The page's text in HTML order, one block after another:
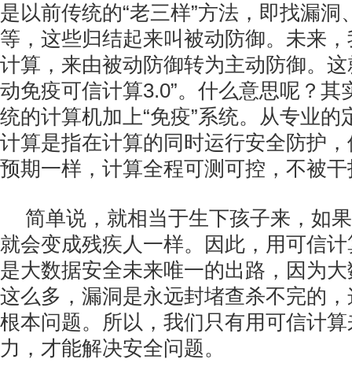
是以前传统的“老三样”方法，即找漏洞
等，这些归结起来叫被动防御。未来
计算，来由被动防御转为主动防御。
动免疫可信计算3.0”。什么意思呢？其
统的计算机加上“免疫”系统。从专业的
计算是指在计算的同时运行安全防护
预期一样，计算全程可测可控，不被
简单说，就相当于生下孩子来，如
就会变成残疾人一样。因此，用可信
是大数据安全未来唯一的出路，因为
这么多，漏洞是永远封堵查杀不完的
根本问题。所以，我们只有用可信计
力，才能解决安全问题。